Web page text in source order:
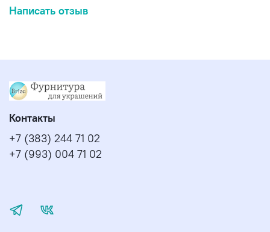
Написать отзыв
Контакты
+7 (383) 244 71 02
+7 (993) 004 71 02